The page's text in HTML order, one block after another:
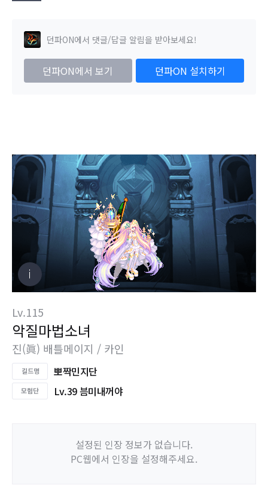
던파ON에서 댓글/답글 알림을 받아보세요!
던파ON에서 보기 던파ON 설치하기
Lv.115
악질마법소녀
진(眞) 배틀메이지 / 카인
뽀짝민지단
Lv.39 븜미내꺼야
설정된 인장 정보가 없습니다.
PC웹에서 인장을 설정해주세요.